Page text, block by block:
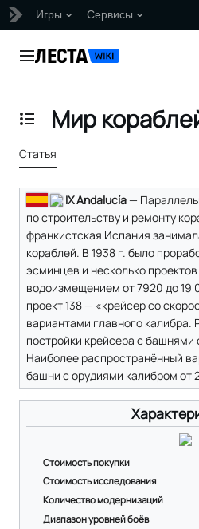
Игры Сервисы
Главное меню
Отобразить/Скрыть содержание
Мир
Статья
IX Andalucía—
по строительству и ремонту
франкистская Испания
кораблей. В 1938 г. было
эсминцев и несколько
водоизмещением от 7920 до 19
проект 138 — «крейсер со
вариантами главного калибра.
постройки крейсера с башнями
Наиболее распространённый
башни с орудиями калибром от
Стоимость покупки
Стоимость исследования
Количество модернизаций
Диапазон уровней боёв